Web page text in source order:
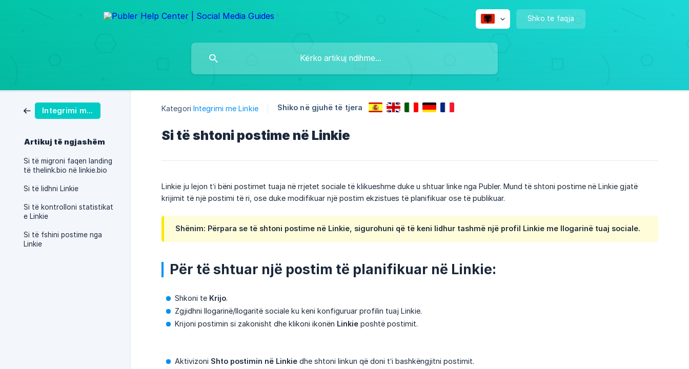
Shko te faqja
Integrimi me Linkie
Artikuj të ngjashëm
Si të migroni faqen landing
të thelink.bio në linkie.bio
Si të lidhni Linkie
Si të kontrolloni statistikat
e Linkie
Si të fshini postime nga
Linkie
Kategori Integrimi me Linkie Shiko në gjuhë të tjera
Si të shtoni postime në Linkie
Linkie ju lejon t’i bëni postimet tuaja në rrjetet sociale të klikueshme duke u shtuar linke nga Publer. Mund të shtoni postime në Linkie gjatë
krijimit të një postimi të ri, ose duke modifikuar një postim ekzistues të planifikuar ose të publikuar.
Shënim: Përpara se të shtoni postime në Linkie, sigurohuni që të keni lidhur tashmë një profil Linkie me llogarinë tuaj sociale.
Për të shtuar një postim të planifikuar në Linkie:
Shkoni te Krijo.
Zgjidhni llogarinë/llogaritë sociale ku keni konfiguruar profilin tuaj Linkie.
Krijoni postimin si zakonisht dhe klikoni ikonën Linkie poshtë postimit.
Aktivizoni Shto postimin në Linkie dhe shtoni linkun që doni t’i bashkëngjitni postimit.